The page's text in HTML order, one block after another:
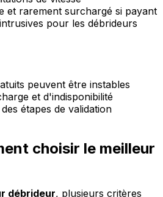
et rarement surchargé si payant
pour les débrideurs
peuvent être instables
et d'indisponibilité
étapes de validation
choisir le meilleur
débrideur, plusieurs critères